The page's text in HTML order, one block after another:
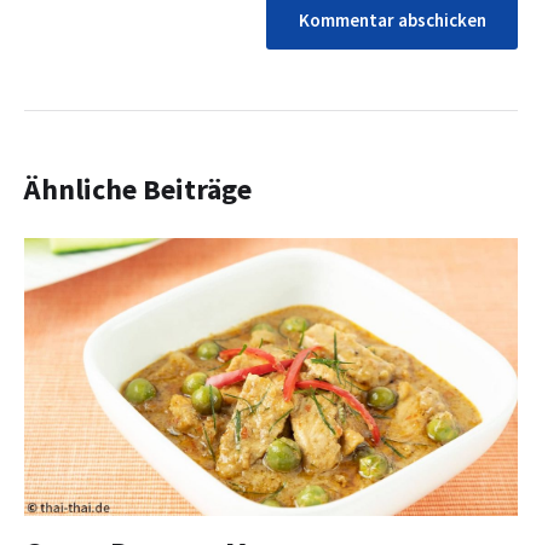
Ähnliche Beiträge